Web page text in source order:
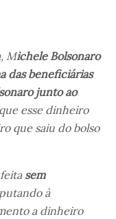
Michele Bolsonaro
das beneficiárias
junto ao
esse dinheiro
que saiu do bolso
sem
à
a dinheiro